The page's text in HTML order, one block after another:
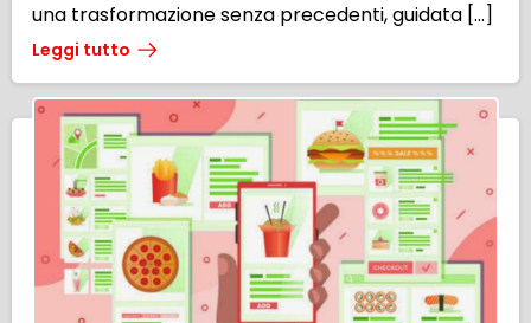
una trasformazione senza precedenti, guidata […]
Leggi tutto